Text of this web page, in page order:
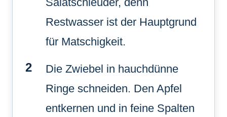
Restwasser ist der Hauptgrund
für Matschigkeit.
Die Zwiebel in hauchdünne
Ringe schneiden. Den Apfel
entkernen und in feine Spalten